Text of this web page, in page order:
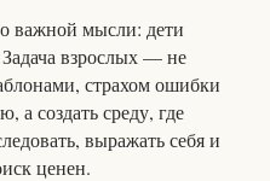
важной мысли: дети
взрослых — не
страхом ошибки
а создать среду, где
выражать себя и
ценен.